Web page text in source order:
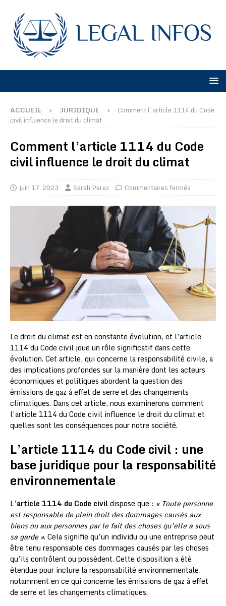
ACCUEIL JURIDIQUE
Comment l’article 1114 du Code
civil influence le droit du climat
Comment l’article 1114 du Code
civil influence le droit du climat
juin 17, 2023 Sarah Perez Commentaires fermés
Le droit du climat est en constante évolution, et l’article
1114 du Code civil joue un rôle significatif dans cette
évolution. Cet article, qui concerne la responsabilité civile, a
des implications profondes sur la manière dont les acteurs
économiques et politiques abordent la question des
émissions de gaz à effet de serre et des changements
climatiques. Dans cet article, nous examinerons comment
l’article 1114 du Code civil influence le droit du climat et
quelles sont les conséquences pour notre société.
L’article 1114 du Code civil : une
base juridique pour la responsabilité
environnementale
L’article 1114 du Code civildispose que : « Toute personne
est responsable de plein droit des dommages causés aux
biens ou aux personnes par le fait des choses qu’elle a sous
sa garde ». Cela signifie qu’un individu ou une entreprise peut
être tenu responsable des dommages causés par les choses
qu’ils contrôlent ou possèdent. Cette disposition a été
étendue pour inclure la responsabilité environnementale,
notamment en ce qui concerne les émissions de gaz à effet
de serre et les changements climatiques.